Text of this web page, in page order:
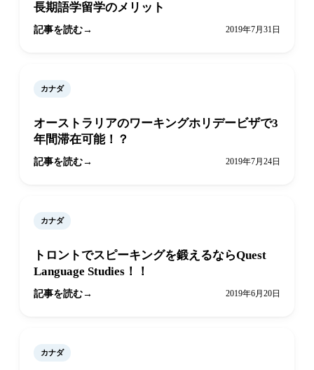
長期語学留学のメリット
記事を読む 2019年7月31日
カナダ
オーストラリアのワーキングホリデービザで3
年間滞在可能！？
記事を読む 2019年7月24日
カナダ
トロントでスピーキングを鍛えるならQuest
Language Studies！！
記事を読む 2019年6月20日
カナダ